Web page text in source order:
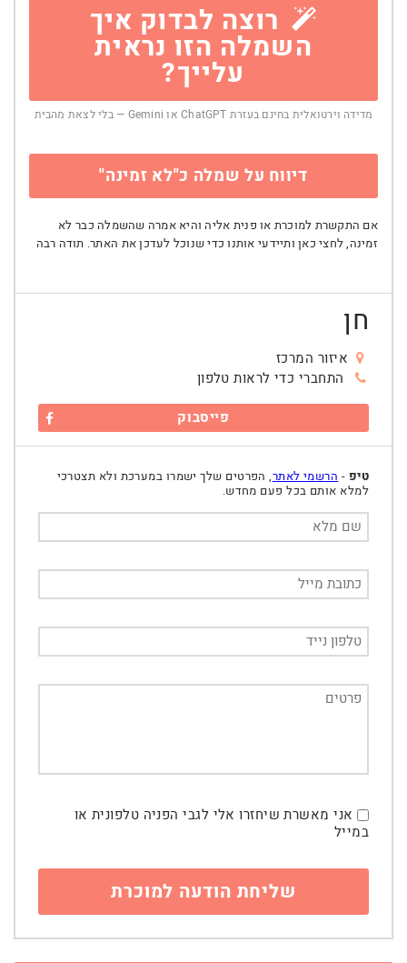
רוצה לבדוק איך
השמלה הזו נראית
עלייך?
מדידה וירטואלית בחינם בעזרת ChatGPT או Gemini — בלי לצאת מהבית
דיווח על שמלה כ"לא זמינה"
אם התקשרת למוכרת או פנית אליה והיא אמרה שהשמלה כבר לא
זמינה, לחצי כאן ותיידעי אותנו כדי שנוכל לעדכן את האתר. תודה רבה
חן
איזור המרכז
התחברי כדי לראות טלפון
פייסבוק
טיפ - הרשמי לאתר, הפרטים שלך ישמרו במערכת ולא תצטרכי
למלא אותם בכל פעם מחדש.
אני מאשרת שיחזרו אלי לגבי הפניה טלפונית או
במייל